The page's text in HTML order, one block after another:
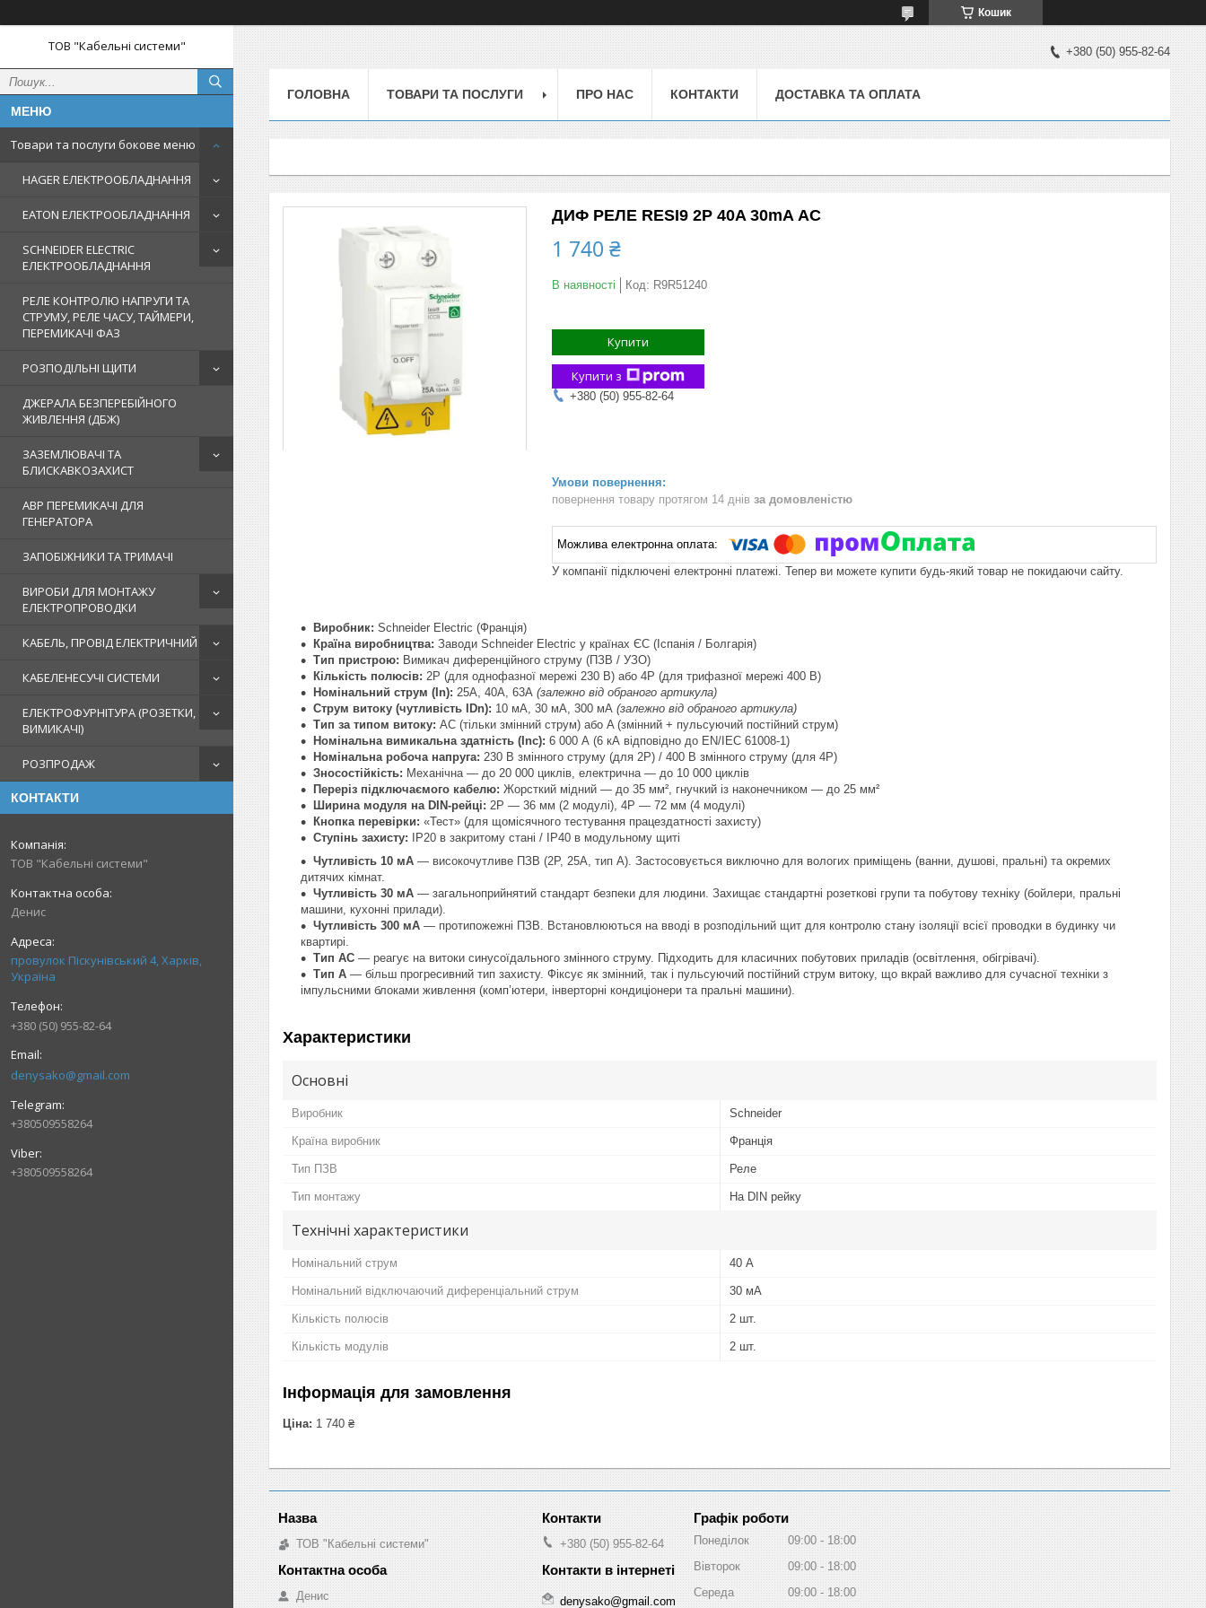
Кошик
ТОВ "Кабельні системи"
Товари та послуги бокове меню
HAGER ЕЛЕКТРООБЛАДНАННЯ
EATON ЕЛЕКТРООБЛАДНАННЯ
SCHNEIDER ELECTRIC
ЕЛЕКТРООБЛАДНАННЯ
РЕЛЕ КОНТРОЛЮ НАПРУГИ ТА
СТРУМУ, РЕЛЕ ЧАСУ, ТАЙМЕРИ,
ПЕРЕМИКАЧІ ФАЗ
РОЗПОДІЛЬНІ ЩИТИ
ДЖЕРАЛА БЕЗПЕРЕБІЙНОГО
ЖИВЛЕННЯ (ДБЖ)
ЗАЗЕМЛЮВАЧІ ТА
БЛИСКАВКОЗАХИСТ
АВР ПЕРЕМИКАЧІ ДЛЯ
ГЕНЕРАТОРА
ЗАПОБІЖНИКИ ТА ТРИМАЧІ
ВИРОБИ ДЛЯ МОНТАЖУ
ЕЛЕКТРОПРОВОДКИ
КАБЕЛЬ, ПРОВІД ЕЛЕКТРИЧНИЙ
КАБЕЛЕНЕСУЧІ СИСТЕМИ
ЕЛЕКТРОФУРНІТУРА (РОЗЕТКИ,
ВИМИКАЧІ)
РОЗПРОДАЖ
КОНТАКТИ
ТОВ "Кабельні системи"
Денис
провулок Піскунівський 4, Харків,
Україна
+380 (50) 955-82-64
denysako@gmail.com
+380509558264
+380509558264
+380 (50) 955-82-64
ГОЛОВНА ТОВАРИ ТА ПОСЛУГИ ПРО НАС КОНТАКТИ ДОСТАВКА ТА ОПЛАТА
ДИФ РЕЛЕ RESI9 2P 40A 30mA АС
1 740 ₴
В наявності Код: R9R51240
Купити
Купити з
+380 (50) 955-82-64
повернення товару протягом 14 днів за домовленістю
У компанії підключені електронні платежі. Тепер ви можете купити будь-який товар не покидаючи сайту.
Виробник: Schneider Electric (Франція)
Країна виробництва: Заводи Schneider Electric у країнах ЄС (Іспанія / Болгарія)
Тип пристрою: Вимикач диференційного струму (ПЗВ / УЗО)
Кількість полюсів: 2P (для однофазної мережі 230 В) або 4P (для трифазної мережі 400 В)
Номінальний струм (In): 25А, 40А, 63А (залежно від обраного артикула)
Струм витоку (чутливість IDn): 10 мА, 30 мА, 300 мА (залежно від обраного артикула)
Тип за типом витоку: AC (тільки змінний струм) або A (змінний + пульсуючий постійний струм)
Номінальна вимикальна здатність (Inc): 6 000 А (6 кА відповідно до EN/IEC 61008-1)
Номінальна робоча напруга: 230 В змінного струму (для 2P) / 400 В змінного струму (для 4P)
Зносостійкість: Механічна — до 20 000 циклів, електрична — до 10 000 циклів
Переріз підключаємого кабелю: Жорсткий мідний — до 35 мм², гнучкий із наконечником — до 25 мм²
Ширина модуля на DIN-рейці: 2P — 36 мм (2 модулі), 4P — 72 мм (4 модулі)
Кнопка перевірки: «Тест» (для щомісячного тестування працездатності захисту)
Ступінь захисту: IP20 в закритому стані / IP40 в модульному щиті
Чутливість 10 мА — високочутливе ПЗВ (2P, 25А, тип А). Застосовується виключно для вологих приміщень (ванни, душові, пральні) та окремих
дитячих кімнат.
Чутливість 30 мА — загальноприйнятий стандарт безпеки для людини. Захищає стандартні розеткові групи та побутову техніку (бойлери, пральні
машини, кухонні прилади).
Чутливість 300 мА — протипожежні ПЗВ. Встановлюються на вводі в розподільний щит для контролю стану ізоляції всієї проводки в будинку чи
квартирі.
Тип AC — реагує на витоки синусоїдального змінного струму. Підходить для класичних побутових приладів (освітлення, обігрівачі).
Тип A — більш прогресивний тип захисту. Фіксує як змінний, так і пульсуючий постійний струм витоку, що вкрай важливо для сучасної техніки з
імпульсними блоками живлення (комп’ютери, інверторні кондиціонери та пральні машини).
Характеристики
Основні
Виробник Schneider
Країна виробник Франція
Тип ПЗВ Реле
Тип монтажу На DIN рейку
Технічні характеристики
Номінальний струм 40 А
Номінальний відключаючий диференціальний струм 30 мА
Кількість полюсів 2 шт.
Кількість модулів 2 шт.
Інформація для замовлення
Ціна: 1 740 ₴
ТОВ "Кабельні системи"
Денис
+380 (50) 955-82-64
denysako@gmail.com
Графік роботи
Понеділок 09:00
18:00
Вівторок
09:00
18:00
Середа
09:00 18:00